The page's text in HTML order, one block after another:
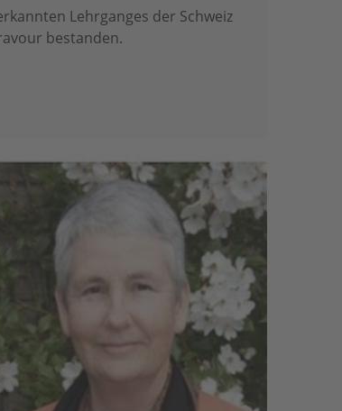
Lehrganges der Schweiz
bestanden.